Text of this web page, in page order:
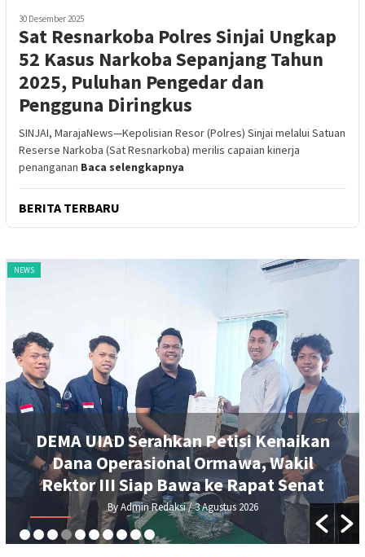
30 Desember 2025
Sat Resnarkoba Polres Sinjai Ungkap
52 Kasus Narkoba Sepanjang Tahun
2025, Puluhan Pengedar dan
Pengguna Diringkus
SINJAI, MarajaNews—Kepolisian Resor (Polres) Sinjai melalui Satuan
Reserse Narkoba (Sat Resnarkoba) merilis capaian kinerja
penanganan Baca selengkapnya
BERITA TERBARU
NEWS
DEMA UIAD Serahkan Petisi Kenaikan
Dana Operasional Ormawa, Wakil
Rektor III Siap Bawa ke Rapat Senat
By Admin Redaksi/ 3 Agustus 2026